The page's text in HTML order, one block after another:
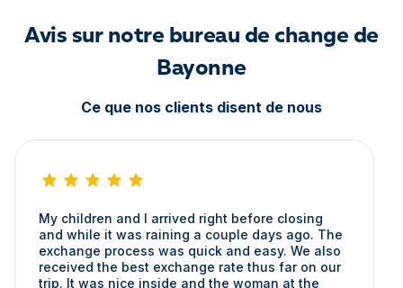
Avis sur notre bureau de change de
Bayonne
Ce que nos clients disent de nous
My children and I arrived right before closing
and while it was raining a couple days ago. The
exchange process was quick and easy. We also
received the best exchange rate thus far on our
trip. It was nice inside and the woman at the